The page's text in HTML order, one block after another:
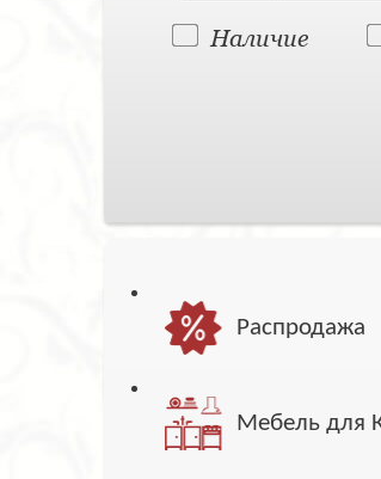
Наличие
Распродажа
Мебель для